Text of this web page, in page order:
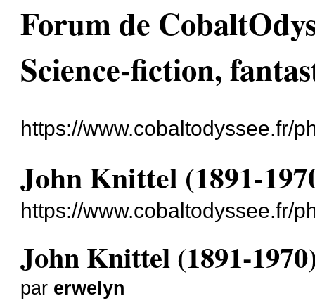
Forum de
Science-fiction,
https://www.cobaltodyssee.fr/
John Knittel (1891-
https://www.cobaltodyssee.fr/
John Knittel (1891-
par erwelyn